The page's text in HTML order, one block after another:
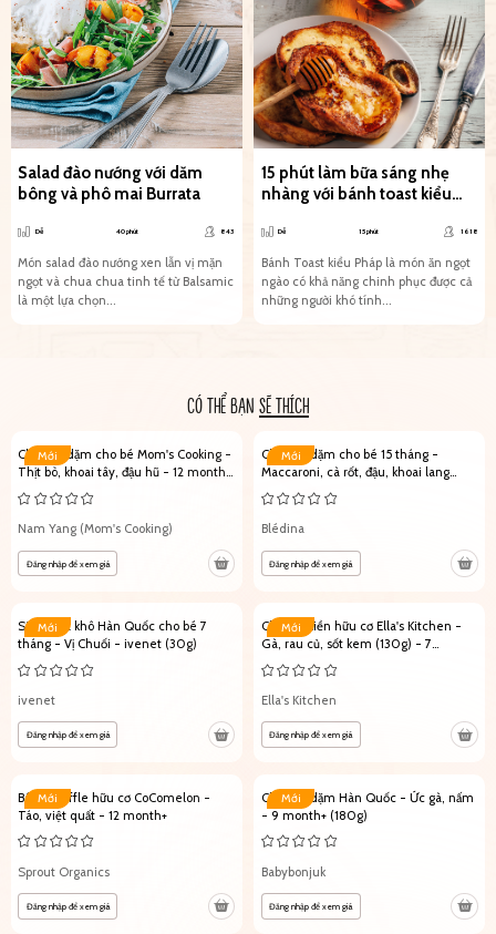
Salad đào nướng với dăm
bông và phô mai Burrata
Dễ 40 phút 843
Món salad đào nướng xen lẫn vị mặn
ngọt và chua chua tinh tế từ Balsamic
là một lựa chọn...
15 phút làm bữa sáng nhẹ
nhàng với bánh toast kiểu
Dễ 15 phút 1618
Bánh Toast kiểu Pháp là món ăn ngọt
ngào có khả năng chinh phục được cả
những người khó tính...
CÓ THỂ BẠN SẼ THÍCH
Mới
Cháo ăn dặm cho bé Mom's Cooking -
Thịt bò, khoai tây, đậu hũ - 12 month+
(100g)
Nam Yang (Mom's Cooking)
Đăng nhập để xem giá
Mới
Cháo ăn dặm cho bé 15 tháng -
Maccaroni, cà rốt, đậu, khoai lang
(200g)
Blédina
Đăng nhập để xem giá
Mới
Sữa chua khô Hàn Quốc cho bé 7
tháng - Vị Chuối - ivenet (30g)
ivenet
Đăng nhập để xem giá
Mới
Cháo ăn liền hữu cơ Ella's Kitchen -
Gà, rau củ, sốt kem (130g) - 7
month+
Ella's Kitchen
Đăng nhập để xem giá
Mới
Bánh Waffle hữu cơ CoComelon -
Táo, việt quất - 12 month+
Sprout Organics
Đăng nhập để xem giá
Mới
Cháo ăn dặm Hàn Quốc - Ức gà, nấm
- 9 month+ (180g)
Babybonjuk
Đăng nhập để xem giá